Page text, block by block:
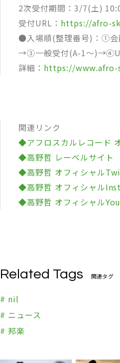
2次受付期間：3/7(土)
受付URL： https://afro-
●入場順(整理番号)：①
→③一般受付(A-1～
詳細： https://
関連リンク
◆アフロスカルレコード
◆高野哲 レーベルサイト
◆高野哲 オフィシャル
◆高野哲 オフィシャル
◆高野哲 オフィシャル
Related Tags 関連タグ
# nil
# ニュース
# 邦楽